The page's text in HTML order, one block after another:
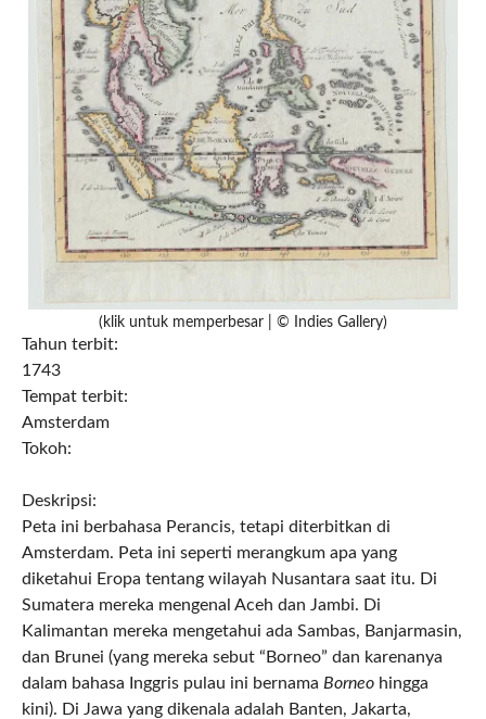
(klik untuk memperbesar | © Indies Gallery)
Tahun terbit:
1743
Tempat terbit:
Amsterdam
Tokoh:
Deskripsi:
Peta ini berbahasa Perancis, tetapi diterbitkan di
Amsterdam. Peta ini seperti merangkum apa yang
diketahui Eropa tentang wilayah Nusantara saat itu. Di
Sumatera mereka mengenal Aceh dan Jambi. Di
Kalimantan mereka mengetahui ada Sambas, Banjarmasin,
dan Brunei (yang mereka sebut “Borneo” dan karenanya
dalam bahasa Inggris pulau ini bernama Borneo hingga
kini). Di Jawa yang dikenala adalah Banten, Jakarta,